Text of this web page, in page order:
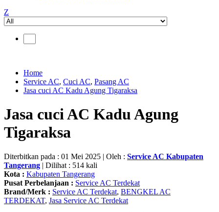
Z
Home
Service AC, Cuci AC, Pasang AC
Jasa cuci AC Kadu Agung Tigaraksa
Jasa cuci AC Kadu Agung
Tigaraksa
Diterbitkan pada : 01 Mei 2025 | Oleh : Service AC Kabupaten
Tangerang | Dilihat : 514 kali
Kota : Kabupaten Tangerang
Pusat Perbelanjaan : Service AC Terdekat
Brand/Merk : Service AC Terdekat, BENGKEL AC
TERDEKAT, Jasa Service AC Terdekat